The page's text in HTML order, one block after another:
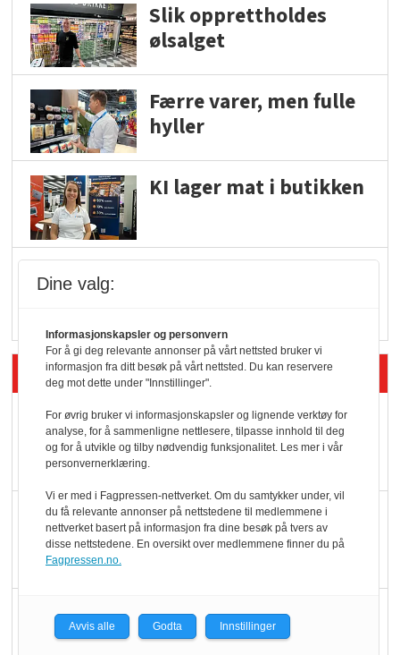
Slik opprettholdes
ølsalget
Færre varer, men fulle
hyller
KI lager mat i butikken
Siste artikler - Økologisk
Kolonihagens norske
yoghurt: Trues av
melkemangel
Marit Kolby vant
Økologisk Norge sin
Blir enklere å velge
økologisk i butikkhylla
Dine valg:
Informasjonskapsler og personvern
For å gi deg relevante annonser på vårt nettsted bruker vi
informasjon fra ditt besøk på vårt nettsted. Du kan reservere
deg mot dette under "Innstillinger".
For øvrig bruker vi informasjonskapsler og lignende verktøy for
analyse, for å sammenligne nettlesere, tilpasse innhold til deg
og for å utvikle og tilby nødvendig funksjonalitet. Les mer i vår
personvernerklæring.
Vi er med i Fagpressen-nettverket. Om du samtykker under, vil
du få relevante annonser på nettstedene til medlemmene i
nettverket basert på informasjon fra dine besøk på tvers av
disse nettstedene. En oversikt over medlemmene finner du på
Fagpressen.no.
Avvis alle Godta Innstillinger